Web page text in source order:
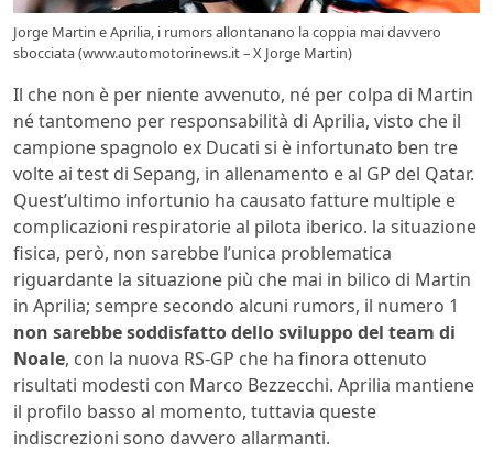
Jorge Martin e Aprilia, i rumors allontanano la coppia mai davvero
sbocciata (www.automotorinews.it – X Jorge Martin)
Il che non è per niente avvenuto, né per colpa di Martin
né tantomeno per responsabilità di Aprilia, visto che il
campione spagnolo ex Ducati si è infortunato ben tre
volte ai test di Sepang, in allenamento e al GP del Qatar.
Quest’ultimo infortunio ha causato fatture multiple e
complicazioni respiratorie al pilota iberico. la situazione
fisica, però, non sarebbe l’unica problematica
riguardante la situazione più che mai in bilico di Martin
in Aprilia; sempre secondo alcuni rumors, il numero 1
non sarebbe soddisfatto dello sviluppo del team di
Noale, con la nuova RS-GP che ha finora ottenuto
risultati modesti con Marco Bezzecchi. Aprilia mantiene
il profilo basso al momento, tuttavia queste
indiscrezioni sono davvero allarmanti.